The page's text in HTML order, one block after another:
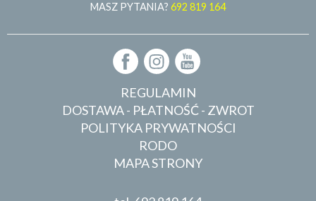
MASZ PYTANIA? 692 819 164
REGULAMIN
DOSTAWA - PŁATNOŚĆ - ZWROT
POLITYKA PRYWATNOŚCI
RODO
MAPA STRONY